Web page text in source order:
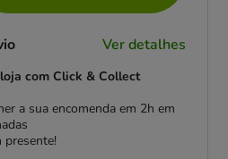
Ver detalhes
com Click & Collect
a sua encomenda em 2h em
presente!